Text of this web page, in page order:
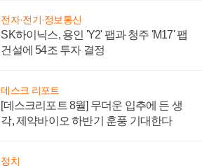
전자·전기·정보통신
SK하이닉스, 용인 'Y2' 팹과 청주 'M17' 팹
건설에 54조 투자 결정
데스크 리포트
[데스크리포트 8월] 무더운 입추에 든 생
각, 제약바이오 하반기 훈풍 기대한다
정치